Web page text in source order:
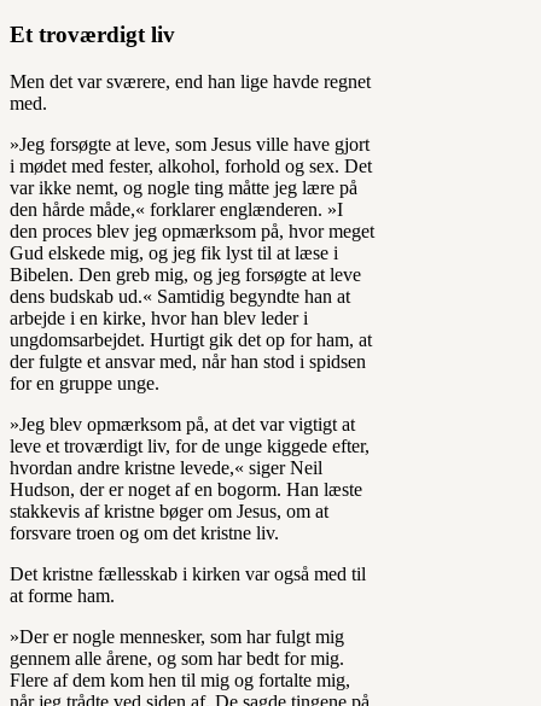
Et troværdigt liv
Men det var sværere, end han lige havde regnet
med.
»Jeg forsøgte at leve, som Jesus ville have gjort
i mødet med fester, alkohol, forhold og sex. Det
var ikke nemt, og nogle ting måtte jeg lære på
den hårde måde,« forklarer englænderen. »I
den proces blev jeg opmærksom på, hvor meget
Gud elskede mig, og jeg fik lyst til at læse i
Bibelen. Den greb mig, og jeg forsøgte at leve
dens budskab ud.« Samtidig begyndte han at
arbejde i en kirke, hvor han blev leder i
ungdomsarbejdet. Hurtigt gik det op for ham, at
der fulgte et ansvar med, når han stod i spidsen
for en gruppe unge.
»Jeg blev opmærksom på, at det var vigtigt at
leve et troværdigt liv, for de unge kiggede efter,
hvordan andre kristne levede,« siger Neil
Hudson, der er noget af en bogorm. Han læste
stakkevis af kristne bøger om Jesus, om at
forsvare troen og om det kristne liv.
Det kristne fællesskab i kirken var også med til
at forme ham.
»Der er nogle mennesker, som har fulgt mig
gennem alle årene, og som har bedt for mig.
Flere af dem kom hen til mig og fortalte mig,
når jeg trådte ved siden af. De sagde tingene på